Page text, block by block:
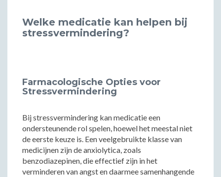
Welke medicatie kan helpen bij
stressvermindering?
Farmacologische Opties voor
Stressvermindering
Bij stressvermindering kan medicatie een
ondersteunende rol spelen, hoewel het meestal niet
de eerste keuze is. Een veelgebruikte klasse van
medicijnen zijn de anxiolytica, zoals
benzodiazepinen, die effectief zijn in het
verminderen van angst en daarmee samenhangende